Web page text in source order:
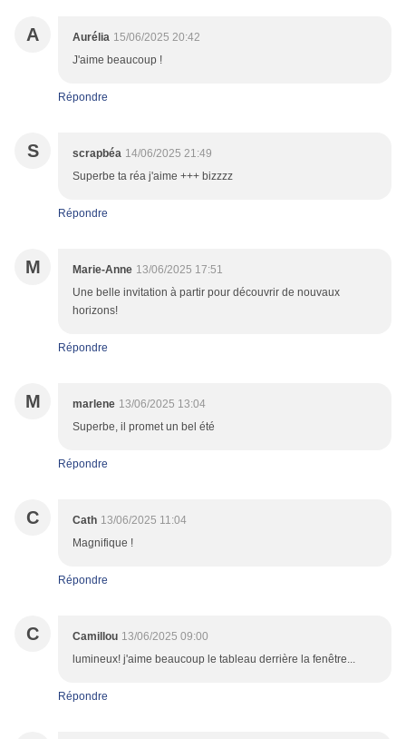
A Aurélia 15/06/2025 20:42
J'aime beaucoup !
Répondre
S scrapbéa 14/06/2025 21:49
Superbe ta réa j'aime +++ bizzzz
Répondre
M Marie-Anne 13/06/2025 17:51
Une belle invitation à partir pour découvrir de nouvaux
horizons!
Répondre
M marlene 13/06/2025 13:04
Superbe, il promet un bel été
Répondre
C Cath 13/06/2025 11:04
Magnifique !
Répondre
C Camillou 13/06/2025 09:00
lumineux! j'aime beaucoup le tableau derrière la fenêtre...
Répondre